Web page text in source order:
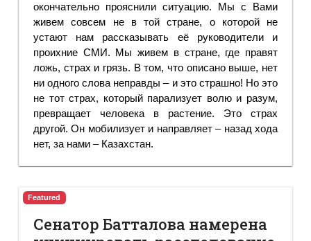
окончательно прояснили ситуацию. Мы с Вами
живем совсем не в той стране, о которой не
устают нам рассказывать её руководители и
проихние СМИ. Мы живем в стране, где правят
ложь, страх и грязь. В том, что описано выше, нет
ни одного слова неправды – и это страшно! Но это
не тот страх, который парализует волю и разум,
превращает человека в растение. Это страх
другой. Он мобилизует и направляет – назад хода
нет, за нами – Казахстан.
Featured
Сенатор Батталова намерена